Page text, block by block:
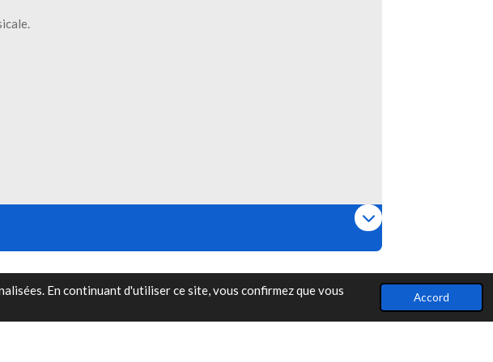
En continuant d'utiliser ce site, vous confirmez que vous
Accord